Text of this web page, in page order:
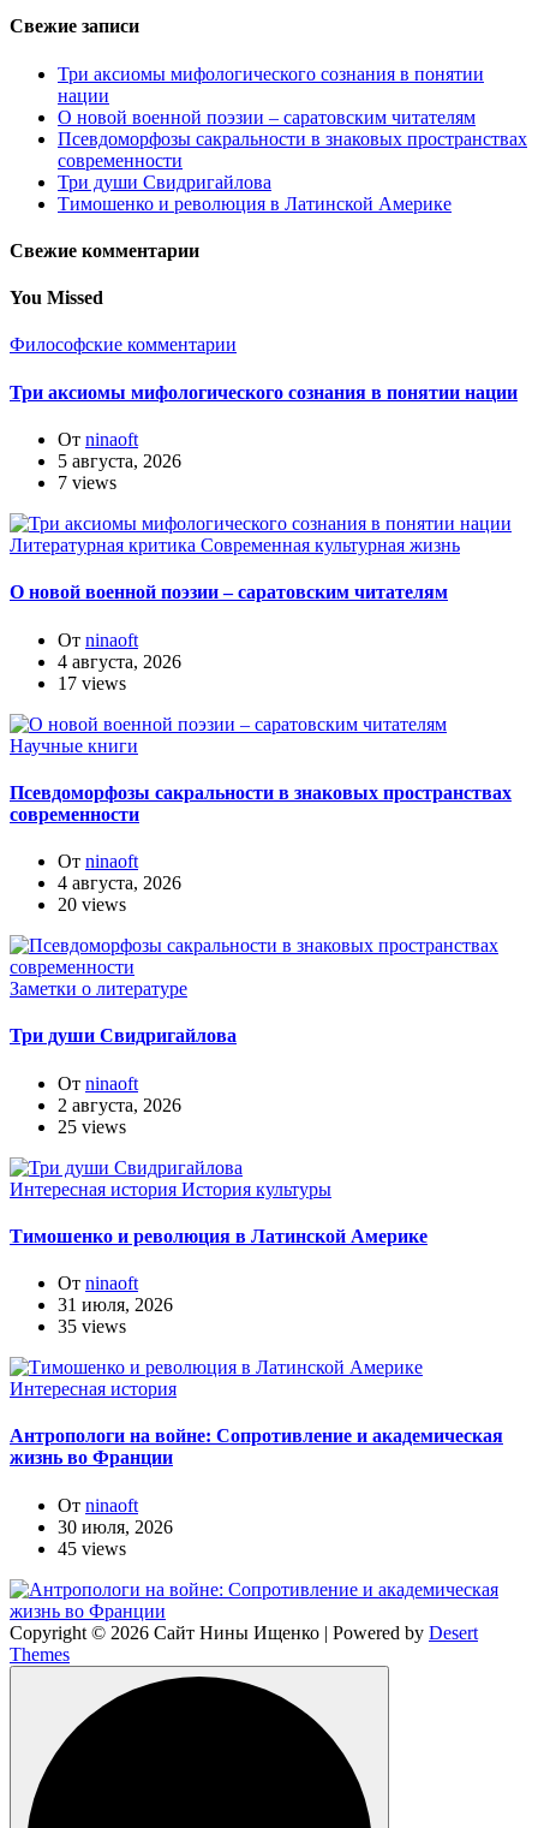
Свежие записи
Три аксиомы мифологического сознания в понятии
нации
О новой военной поэзии – саратовским читателям
Псевдоморфозы сакральности в знаковых пространствах
современности
Три души Свидригайлова
Тимошенко и революция в Латинской Америке
Свежие комментарии
You Missed
Философские комментарии
Три аксиомы мифологического сознания в понятии нации
От ninaoft
5 августа, 2026
7 views
Литературная критика Современная культурная жизнь
О новой военной поэзии – саратовским читателям
От ninaoft
4 августа, 2026
17 views
Научные книги
Псевдоморфозы сакральности в знаковых пространствах
современности
От ninaoft
4 августа, 2026
20 views
Заметки о литературе
Три души Свидригайлова
От ninaoft
2 августа, 2026
25 views
Интересная история История культуры
Тимошенко и революция в Латинской Америке
От ninaoft
31 июля, 2026
35 views
Интересная история
Антропологи на войне: Сопротивление и академическая
жизнь во Франции
От ninaoft
30 июля, 2026
45 views
Copyright © 2026 Сайт Нины Ищенко | Powered by Desert
Themes